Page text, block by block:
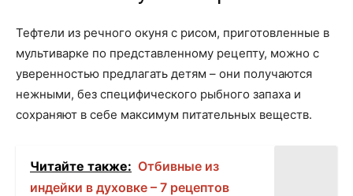
Тефтели из речного окуня с рисом, приготовленные в
мультиварке по представленному рецепту, можно с
уверенностью предлагать детям – они получаются
нежными, без специфического рыбного запаха и
сохраняют в себе максимум питательных веществ.
Читайте также: Отбивные из
индейки в духовке – 7 рецептов